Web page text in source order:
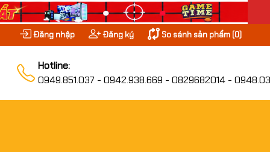
Đăng nhập Đăng ký So sánh sản phẩm (0)
Hotline:
0949.851.037 - 0942.938.669 - 0829682014 -